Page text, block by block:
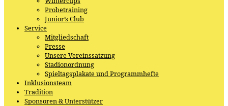
Probetraining
Junior’s Club
Service
Mitgliedschaft
Presse
Unsere Vereinssatzung
Stadionordnung
Spieltagsplakate und Programmhefte
Inklusionsteam
Tradition
Sponsoren & Unterstützer